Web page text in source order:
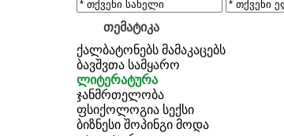
თემატიკა
ქალბატონებს მამაკაცებს
ბავშვთა სამყარო
ლიტერატურა
ჯანმრთელობა
ფსიქოლოგია სექსი
ბიზნესი შოპინგი მოდა